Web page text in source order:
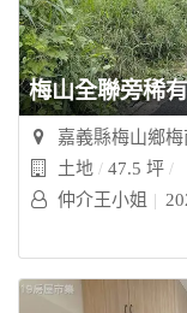
梅山全聯旁稀
嘉義縣梅山鄉
土地
47.5 坪
仲介王小姐